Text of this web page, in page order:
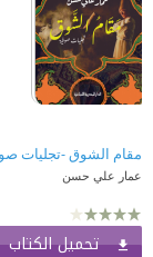
مقام الشوق -تجليات
عمار علي حسن
تحميل الكتاب